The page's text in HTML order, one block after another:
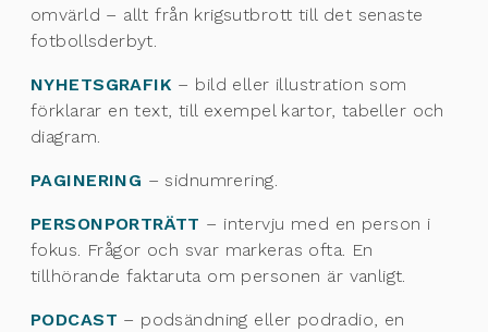
omvärld – allt från krigsutbrott till det senaste
fotbollsderbyt.
NYHETSGRAFIK – bild eller illustration som
förklarar en text, till exempel kartor, tabeller och
diagram.
PAGINERING – sidnumrering.
PERSONPORTRÄTT – intervju med en person i
fokus. Frågor och svar markeras ofta. En
tillhörande faktaruta om personen är vanligt.
PODCAST – podsändning eller podradio, en